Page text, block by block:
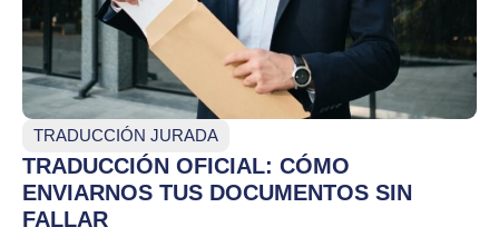
TRADUCCIÓN JURADA
TRADUCCIÓN OFICIAL: CÓMO
ENVIARNOS TUS DOCUMENTOS SIN
FALLAR